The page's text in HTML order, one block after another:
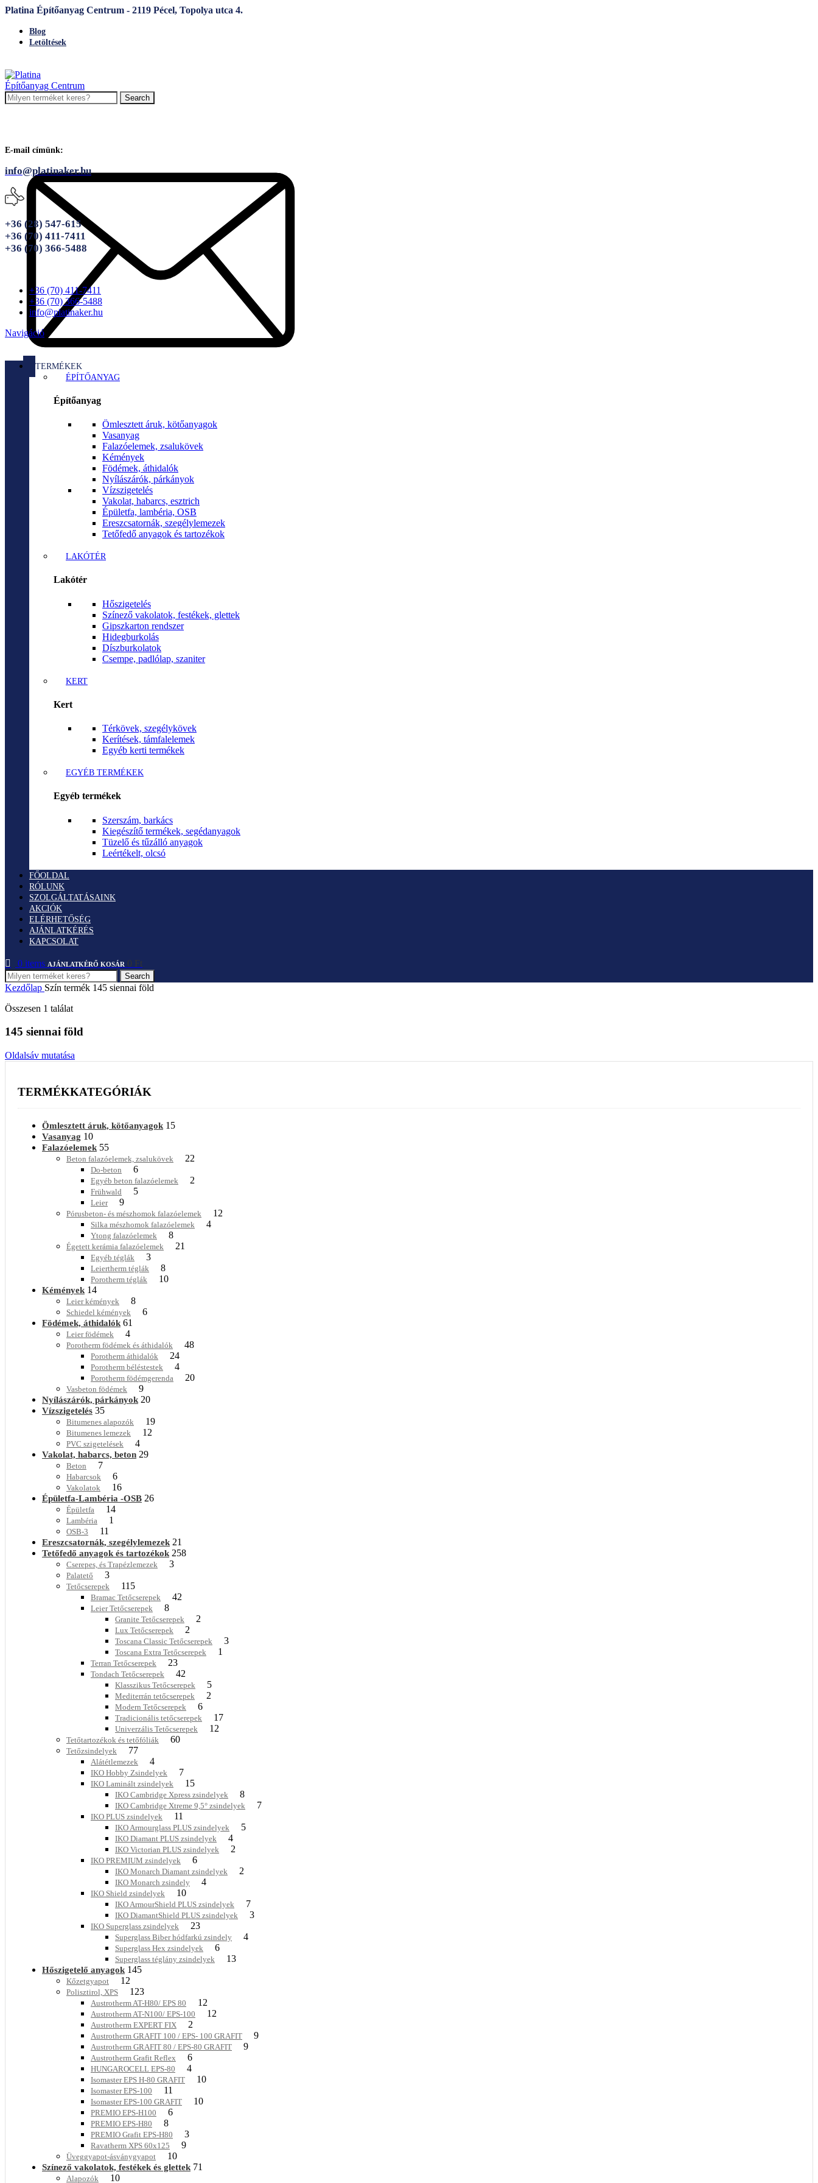
Platina Építőanyag Centrum - 2119 Pécel, Topolya utca 4.
Blog
Letöltések
Search
E-mail címünk:
info@platinaker.hu
+36 (28) 547-615
+36 (70) 411-7411
+36 (70) 366-5488
+36 (70) 411-7411
+36 (70) 366-5488
info@platinaker.hu
Navigáció
TERMÉKEK
ÉPÍTŐANYAG
Építőanyag
Ömlesztett áruk, kötőanyagok
Vasanyag
Falazóelemek, zsalukövek
Kémények
Födémek, áthidalók
Nyílászárók, párkányok
Vízszigetelés
Vakolat, habarcs, esztrich
Épületfa, lambéria, OSB
Ereszcsatornák, szegélylemezek
Tetőfedő anyagok és tartozékok
LAKÓTÉR
Lakótér
Hőszigetelés
Színező vakolatok, festékek, glettek
Gipszkarton rendszer
Hidegburkolás
Díszburkolatok
Csempe, padlólap, szaniter
KERT
Kert
Térkövek, szegélykövek
Kerítések, támfalelemek
Egyéb kerti termékek
EGYÉB TERMÉKEK
Egyéb termékek
Szerszám, barkács
Kiegészítő termékek, segédanyagok
Tüzelő és tűzálló anyagok
Leértékelt, olcsó
FŐOLDAL
RÓLUNK
SZOLGÁLTATÁSAINK
AKCIÓK
ELÉRHETŐSÉG
AJÁNLATKÉRÉS
KAPCSOLAT
0 items 0 Ft
Search
Kezdőlap Szín termék 145 siennai föld
Összesen 1 találat
145 siennai föld
Oldalsáv mutatása
TERMÉKKATEGÓRIÁK
Ömlesztett áruk, kötőanyagok 15
Vasanyag 10
Falazóelemek 55
Beton falazóelemek, zsalukövek 22
Do-beton 6
Egyéb beton falazóelemek 2
Frühwald 5
Leier 9
Pórusbeton- és mészhomok falazóelemek 12
Silka mészhomok falazóelemek 4
Ytong falazóelemek 8
Égetett kerámia falazóelemek 21
Egyéb téglák 3
Leiertherm téglák 8
Porotherm téglák 10
Kémények 14
Leier kémények 8
Schiedel kémények 6
Födémek, áthidalók 61
Leier födémek 4
Porotherm födémek és áthidalók 48
Porotherm áthidalók 24
Porotherm béléstestek 4
Porotherm födémgerenda 20
Vasbeton födémek 9
Nyílászárók, párkányok 20
Vízszigetelés 35
Bitumenes alapozók 19
Bitumenes lemezek 12
PVC szigetelések 4
Vakolat, habarcs, beton 29
Beton 7
Habarcsok 6
Vakolatok 16
Épületfa-Lambéria -OSB 26
Épületfa 14
Lambéria 1
OSB-3 11
Ereszcsatornák, szegélylemezek 21
Tetőfedő anyagok és tartozékok 258
Cserepes, és Trapézlemezek 3
Palatető 3
Tetőcserepek 115
Bramac Tetőcserepek 42
Leier Tetőcserepek 8
Granite Tetőcserepek 2
Lux Tetőcserepek 2
Toscana Classic Tetőcserepek 3
Toscana Extra Tetőcserepek 1
Terran Tetőcserepek 23
Tondach Tetőcserepek 42
Klasszikus Tetőcserepek 5
Mediterrán tetőcserepek 2
Modern Tetőcserepek 6
Tradicionális tetőcserepek 17
Univerzális Tetőcserepek 12
Tetőtartozékok és tetőfóliák 60
Tetőzsindelyek 77
Alátétlemezek 4
IKO Hobby Zsindelyek 7
IKO Laminált zsindelyek 15
IKO Cambridge Xpress zsindelyek 8
IKO Cambridge Xtreme 9,5° zsindelyek 7
IKO PLUS zsindelyek 11
IKO Armourglass PLUS zsindelyek 5
IKO Diamant PLUS zsindelyek 4
IKO Victorian PLUS zsindelyek 2
IKO PREMIUM zsindelyek 6
IKO Monarch Diamant zsindelyek 2
IKO Monarch zsindely 4
IKO Shield zsindelyek 10
IKO ArmourShield PLUS zsindelyek 7
IKO DiamantShield PLUS zsindelyek 3
IKO Superglass zsindelyek 23
Superglass Biber hódfarkú zsindely 4
Superglass Hex zsindelyek 6
Superglass téglány zsindelyek 13
Hőszigetelő anyagok 145
Kőzetgyapot 12
Polisztirol, XPS 123
Austrotherm AT-H80/ EPS 80 12
Austrotherm AT-N100/ EPS-100 12
Austrotherm EXPERT FIX 2
Austrotherm GRAFIT 100 / EPS- 100 GRAFIT 9
Austrotherm GRAFIT 80 / EPS-80 GRAFIT 9
Austrotherm Grafit Reflex 6
HUNGAROCELL EPS-80 4
Isomaster EPS H-80 GRAFIT 10
Isomaster EPS-100 11
Isomaster EPS-100 GRAFIT 10
PREMIO EPS-H100 6
PREMIO EPS-H80 8
PREMIO Grafit EPS-H80 3
Ravatherm XPS 60x125 9
Üveggyapot-ásványgyapot 10
Színező vakolatok, festékek és glettek 71
Alapozók 10